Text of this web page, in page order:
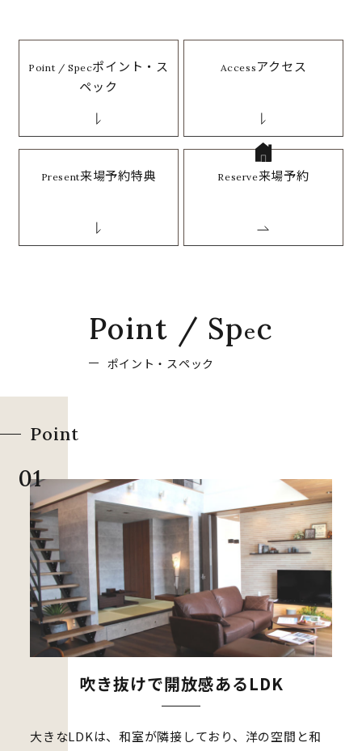
Point / Specポイント・ス
ペック
Access アクセス
Present来場予約特典 Reserve来場予約
Point / Spec
ポイ ン ト ・ スペ ック
Point
吹き抜けで開放感あるLDK
大きなLDKは、和室が隣接しており、洋の空間と和